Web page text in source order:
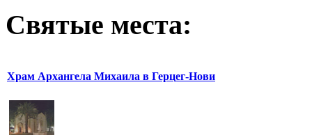
Святые места:
Храм Архангела Михаила в Герцег-Нови